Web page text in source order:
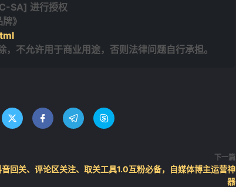
SA] 进行授权
》
不允许用于商业用途，否则法律问题自行承担。
   
下一篇
音回关、评论区关注、取关工具1.0互粉必备，自媒体博主运营神
器